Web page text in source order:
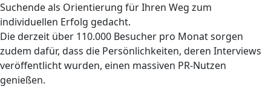
Suchende als Orientierung für Ihren Weg zum
individuellen Erfolg gedacht.
Die derzeit über 110.000 Besucher pro Monat sorgen
zudem dafür, dass die Persönlichkeiten, deren Interviews
veröffentlicht wurden, einen massiven PR-Nutzen
genießen.